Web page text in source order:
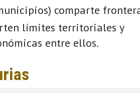
comparte
límites territoriales y
entre ellos.